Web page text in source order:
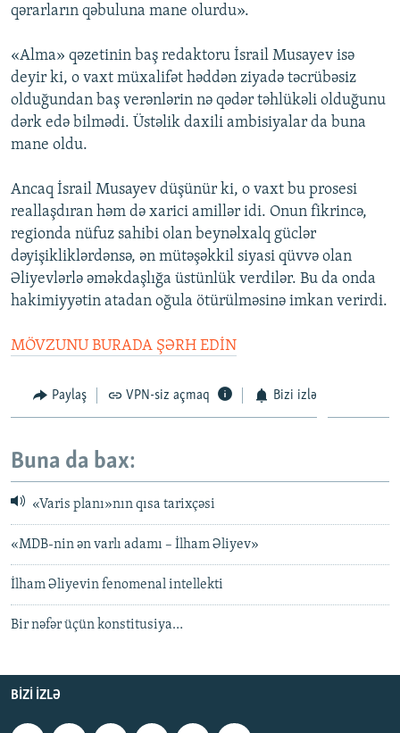
qərarların qəbuluna mane olurdu».
«Alma» qəzetinin baş redaktoru İsrail Musayev isə
deyir ki, o vaxt müxalifət həddən ziyadə təcrübəsiz
olduğundan baş verənlərin nə qədər təhlükəli olduğunu
dərk edə bilmədi. Üstəlik daxili ambisiyalar da buna
mane oldu.
Ancaq İsrail Musayev düşünür ki, o vaxt bu prosesi
reallaşdıran həm də xarici amillər idi. Onun fikrincə,
regionda nüfuz sahibi olan beynəlxalq güclər
dəyişikliklərdənsə, ən mütəşəkkil siyasi qüvvə olan
Əliyevlərlə əməkdaşlığa üstünlük verdilər. Bu da onda
hakimiyyətin atadan oğula ötürülməsinə imkan verirdi.
MÖVZUNU BURADA ŞƏRH EDİN
Paylaş VPN-siz açmaq Bizi izlə
Buna da bax:
«Varis planı»nın qısa tarixçəsi
«MDB-nin ən varlı adamı – İlham Əliyev»
İlham Əliyevin fenomenal intellekti
Bir nəfər üçün konstitusiya…
BIZI IZLƏ